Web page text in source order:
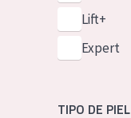
Lift+
Expert
TIPO DE PIEL